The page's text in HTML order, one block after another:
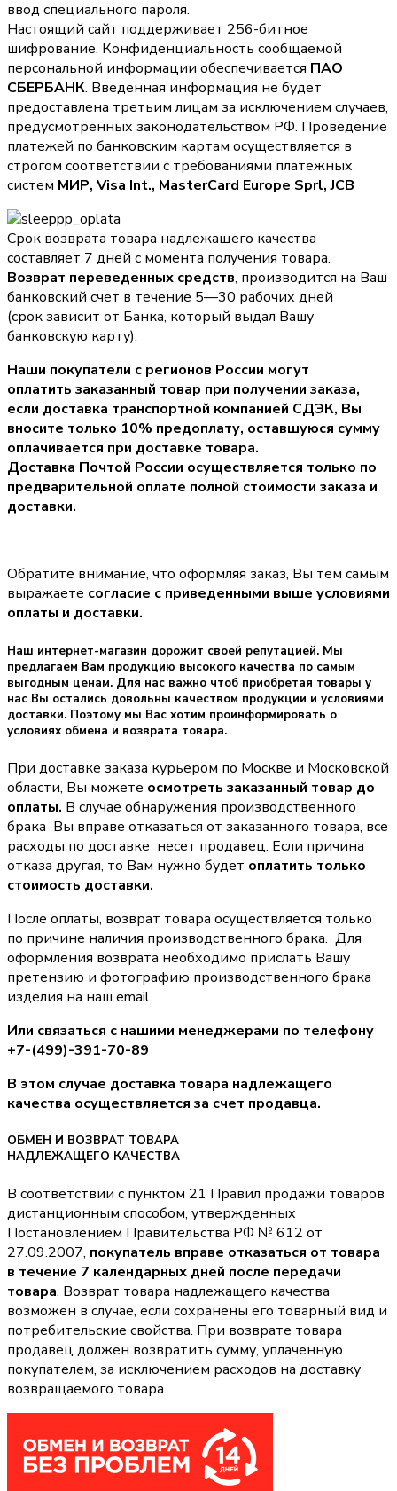
ввод специального пароля.
Настоящий сайт поддерживает 256-битное
шифрование. Конфиденциальность сообщаемой
персональной информации обеспечивается ПАО
СБЕРБАНК. Введенная информация не будет
предоставлена третьим лицам за исключением случаев,
предусмотренных законодательством РФ. Проведение
платежей по банковским картам осуществляется в
строгом соответствии с требованиями платежных
систем МИР, Visa Int., MasterCard Europe Sprl, JCB
Срок возврата товара надлежащего качества
составляет 7 дней с момента получения товара.
Возврат переведенных средств, производится на Ваш
банковский счет в течение 5—30 рабочих дней
(срок зависит от Банка, который выдал Вашу
банковскую карту).
Наши покупатели с регионов России могут
оплатить заказанный товар при получении заказа,
если доставка транспортной компанией СДЭК, Вы
вносите только 10% предоплату, оставшуюся сумму
оплачивается при доставке товара.
Доставка Почтой России осуществляется только по
предварительной оплате полной стоимости заказа и
доставки.
Обратите внимание, что оформляя заказ, Вы тем самым
выражаете согласие с приведенными выше условиями
оплаты и доставки.
Наш интернет-магазин дорожит своей репутацией. Мы
предлагаем Вам продукцию высокого качества по самым
выгодным ценам. Для нас важно чтоб приобретая товары у
нас Вы остались довольны качеством продукции и условиями
доставки. Поэтому мы Вас хотим проинформировать о
условиях обмена и возврата товара.
При доставке заказа курьером по Москве и Московской
области, Вы можете осмотреть заказанный товар до
оплаты. В случае обнаружения производственного
брака Вы вправе отказаться от заказанного товара, все
расходы по доставке несет продавец. Если причина
отказа другая, то Вам нужно будет оплатить только
стоимость доставки.
После оплаты, возврат товара осуществляется только
по причине наличия производственного брака. Для
оформления возврата необходимо прислать Вашу
претензию и фотографию производственного брака
изделия на наш email.
Или связаться с нашими менеджерами по телефону
+7-(499)-391-70-89
В этом случае доставка товара надлежащего
качества осуществляется за счет продавца.
ОБМЕН И ВОЗВРАТ ТОВАРА
НАДЛЕЖАЩЕГО КАЧЕСТВА
В соответствии с пунктом 21 Правил продажи товаров
дистанционным способом, утвержденных
Постановлением Правительства РФ № 612 от
27.09.2007, покупатель вправе отказаться от товара
в течение 7 календарных дней после передачи
товара. Возврат товара надлежащего качества
возможен в случае, если сохранены его товарный вид и
потребительские свойства. При возврате товара
продавец должен возвратить сумму, уплаченную
покупателем, за исключением расходов на доставку
возвращаемого товара.